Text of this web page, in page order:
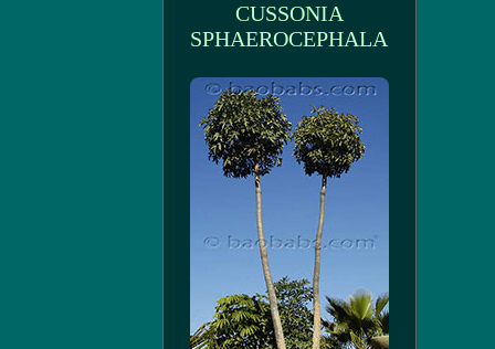
CUSSONIA
SPHAEROCEPHALA